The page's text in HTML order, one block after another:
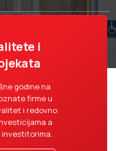
i
godine na
firme u
i redovno
a
investitorima.